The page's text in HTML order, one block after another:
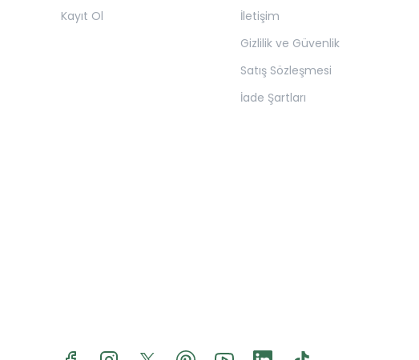
Kayıt Ol
İletişim
Gizlilik ve Güvenlik
Satış Sözleşmesi
İade Şartları